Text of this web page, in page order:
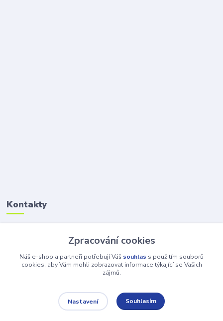
Kontakty
Petr Šolin
+420 734 550 550
(Po-Pá, 8-17 hod.) So, 8-12
Zpracování cookies
Náš e-shop a partneři potřebují Váš souhlas s použitím souborů
cookies, aby Vám mohli zobrazovat informace týkající se Vašich
zájmů.
Nastavení Souhlasím